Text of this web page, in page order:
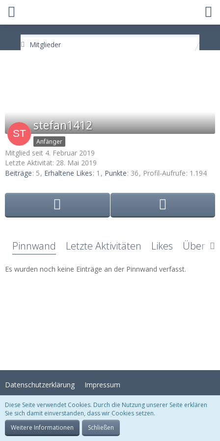
Mitglieder
stefan1412
Anfänger
Mitglied seit 4. Februar 2019
Letzte Aktivität: 28. Mai 2019
Beiträge 5 Erhaltene Likes 1 Punkte 36 Profil-Aufrufe 1.194
Pinnwand Letzte Aktivitäten Likes Über
Es wurden noch keine Einträge an der Pinnwand verfasst.
Datenschutzerklärung Impressum
Stil:Crystal Temptation , erstellt vonKittMedia
Community-Software:
Diese Seite verwendet Cookies. Durch die Nutzung unserer Seite erklären
Sie sich damit einverstanden, dass wir Cookies setzen.
Weitere Informationen
Schließen